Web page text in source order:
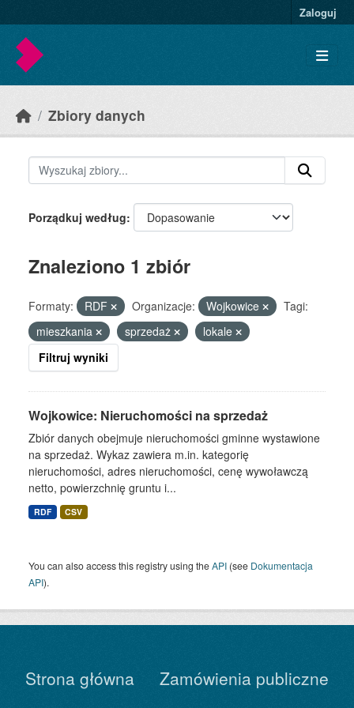
Zaloguj
Zbiory danych
Porządkuj według
Znaleziono 1 zbiór
Formaty: RDF Organizacje: Wojkowice
Tagi:
mieszkania
sprzedaż
lokale
Filtruj wyniki
Wojkowice: Nieruchomości na sprzedaż
Zbiór danych obejmuje nieruchomości gminne wystawione
na sprzedaż. Wykaz zawiera m.in. kategorię
nieruchomości, adres nieruchomości, cenę wywoławczą
netto, powierzchnię gruntu i...
RDF CSV
You can also access this registry using theAPI (see Dokumentacja
API).
Strona główna
Zamówienia publiczne